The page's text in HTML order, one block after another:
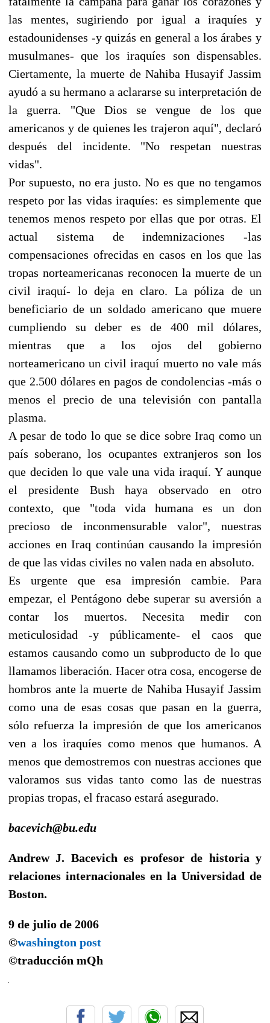
las mentes, sugiriendo por igual a iraquíes y
estadounidenses -y quizás en general a los árabes y
musulmanes- que los iraquíes son dispensables.
Ciertamente, la muerte de Nahiba Husayif Jassim
ayudó a su hermano a aclararse su interpretación de
la guerra. "Que Dios se vengue de los que
americanos y de quienes les trajeron aquí", declaró
después del incidente. "No respetan nuestras
vidas".
Por supuesto, no era justo. No es que no tengamos
respeto por las vidas iraquíes: es simplemente que
tenemos menos respeto por ellas que por otras. El
actual sistema de indemnizaciones -las
compensaciones ofrecidas en casos en los que las
tropas norteamericanas reconocen la muerte de un
civil iraquí- lo deja en claro. La póliza de un
beneficiario de un soldado americano que muere
cumpliendo su deber es de 400 mil dólares,
mientras que a los ojos del gobierno
norteamericano un civil iraquí muerto no vale más
que 2.500 dólares en pagos de condolencias -más o
menos el precio de una televisión con pantalla
plasma.
A pesar de todo lo que se dice sobre Iraq como un
país soberano, los ocupantes extranjeros son los
que deciden lo que vale una vida iraquí. Y aunque
el presidente Bush haya observado en otro
contexto, que "toda vida humana es un don
precioso de inconmensurable valor", nuestras
acciones en Iraq continúan causando la impresión
de que las vidas civiles no valen nada en absoluto.
Es urgente que esa impresión cambie. Para
empezar, el Pentágono debe superar su aversión a
contar los muertos. Necesita medir con
meticulosidad -y públicamente- el caos que
estamos causando como un subproducto de lo que
llamamos liberación. Hacer otra cosa, encogerse de
hombros ante la muerte de Nahiba Husayif Jassim
como una de esas cosas que pasan en la guerra,
sólo refuerza la impresión de que los americanos
ven a los iraquíes como menos que humanos. A
menos que demostremos con nuestras acciones que
valoramos sus vidas tanto como las de nuestras
propias tropas, el fracaso estará asegurado.
bacevich@bu.edu
Andrew J. Bacevich es profesor de historia y
relaciones internacionales en la Universidad de
Boston.
9 de julio de 2006
©washington post
©traducción mQh